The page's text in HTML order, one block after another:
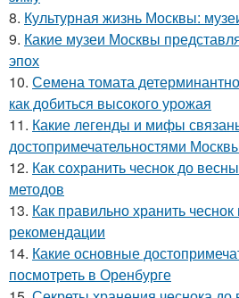
8. Культурная жизнь Москвы:
9. Какие музеи Москвы
эпох
10. Семена томата
как добиться высокого урожая
11. Какие легенды и мифы
достопримечательностями
12. Как сохранить чеснок до
методов
13. Как правильно хранить
рекомендации
14. Какие основные
посмотреть в Оренбурге